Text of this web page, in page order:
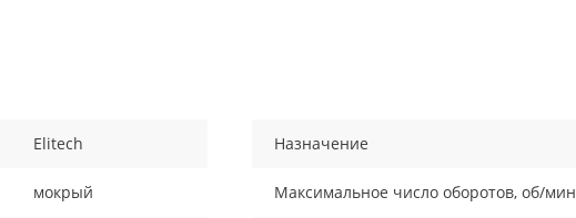
Elitech
мокрый
Назначение
Максимальное число оборотов, об/мин